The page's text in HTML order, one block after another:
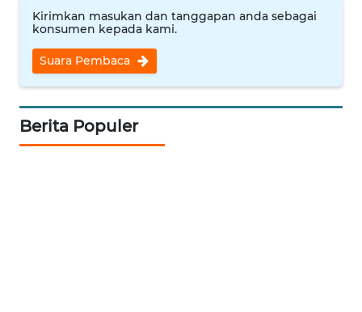
Kirimkan masukan dan tanggapan anda sebagai
konsumen kepada kami.
Suara Pembaca
Berita Populer
WN
MAJALENGKA
WN
SUBANG
WN
SUKABUMI